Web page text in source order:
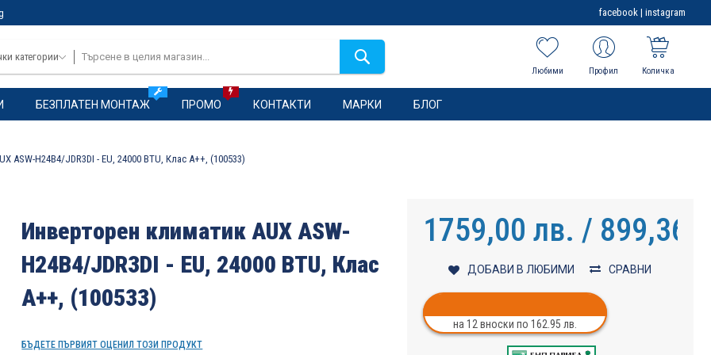
facebook | instagram
категории
Любими Профил Количка
БЕЗПЛАТЕН МОНТАЖ ПРОМО КОНТАКТИ МАРКИ БЛОГ
ASW-H24B4/JDR3DI - EU, 24000 BTU, Клас A++, (100533)
Инверторен климатик AUX ASW-
H24B4/JDR3DI - EU, 24000 BTU, Клас
A++, (100533)
БЪДЕТЕ ПЪРВИЯТ ОЦЕНИЛ ТОЗИ ПРОДУКТ
1759,00 лв. / 899,36 €
ДОБАВИ В ЛЮБИМИ СРАВНИ
на 12 вноски по 162.95 лв.